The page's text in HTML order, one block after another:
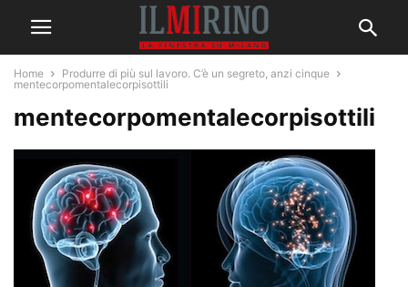
Home
Produrre di più sul lavoro. C’è un segreto, anzi cinque
mentecorpomentalecorpisottili
mentecorpomentalecorpisottili